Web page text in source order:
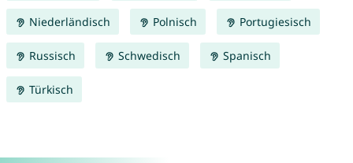
Niederländisch Polnisch Portugiesisch
Russisch Schwedisch Spanisch
Türkisch